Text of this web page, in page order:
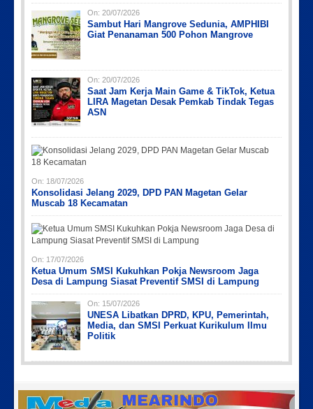
On: 20/07/2026
Sambut Hari Mangrove Sedunia, AMPHIBI
Giat Penanaman 500 Pohon Mangrove
On: 20/07/2026
Saat Jam Kerja Main Game & TikTok, Ketua
LIRA Magetan Desak Pemkab Tindak Tegas
ASN
On: 18/07/2026
Konsolidasi Jelang 2029, DPD PAN Magetan Gelar
Muscab 18 Kecamatan
On: 17/07/2026
Ketua Umum SMSI Kukuhkan Pokja Newsroom Jaga
Desa di Lampung Siasat Preventif SMSI di Lampung
On: 15/07/2026
UNESA Libatkan DPRD, KPU, Pemerintah,
Media, dan SMSI Perkuat Kurikulum Ilmu
Politik